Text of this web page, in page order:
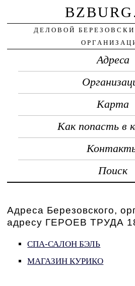
ДЕЛОВОЙ
Адреса
Карта
Как попасть в
Поиск
Адреса Березовского,
адресу ГЕРОЕВ ТРУДА
СПА-САЛОН БЭЛЬ
МАГАЗИН КУРИКО